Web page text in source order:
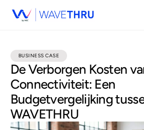
BUSINESS CASE
De Verborgen Kosten
Connectiviteit: Een
Budgetvergelijking
WAVETHRU